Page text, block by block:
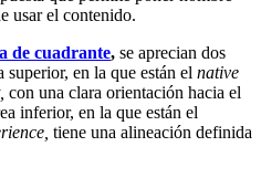
usar el contenido.
de cuadrante, se aprecian dos
superior, en la que están el native
con una clara orientación hacia el
inferior, en la que están el
tiene una alineación definida